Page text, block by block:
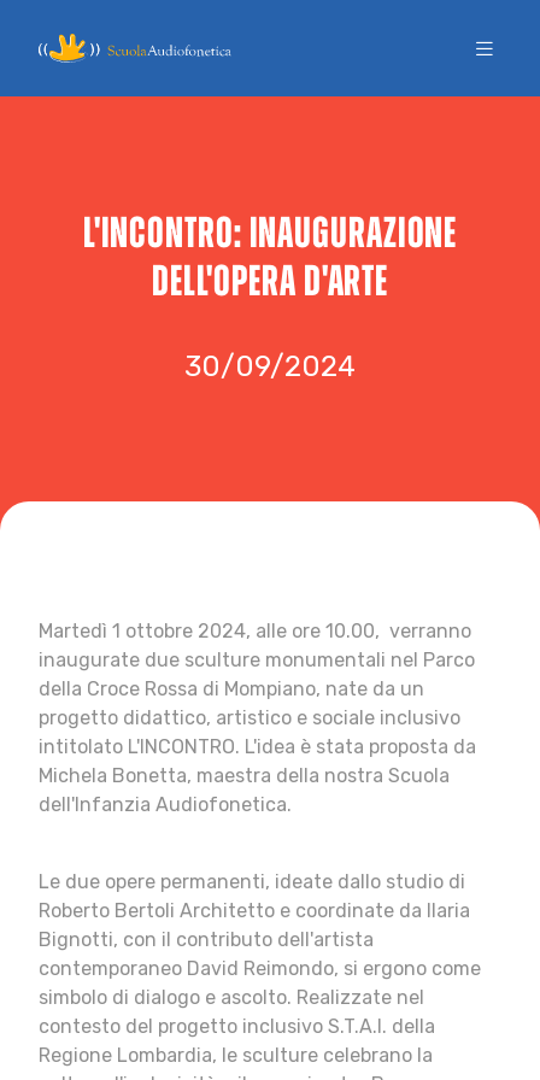
L'INCONTRO: INAUGURAZIONE
DELL'OPERA D'ARTE
30/09/2024
Martedì 1 ottobre 2024, alle ore 10.00, verranno
inaugurate due sculture monumentali nel Parco
della Croce Rossa di Mompiano, nate da un
progetto didattico, artistico e sociale inclusivo
intitolato L'INCONTRO. L'idea è stata proposta da
Michela Bonetta, maestra della nostra Scuola
dell'Infanzia Audiofonetica.
Le due opere permanenti, ideate dallo studio di
Roberto Bertoli Architetto e coordinate da Ilaria
Bignotti, con il contributo dell'artista
contemporaneo David Reimondo, si ergono come
simbolo di dialogo e ascolto. Realizzate nel
contesto del progetto inclusivo S.T.A.I. della
Regione Lombardia, le sculture celebrano la